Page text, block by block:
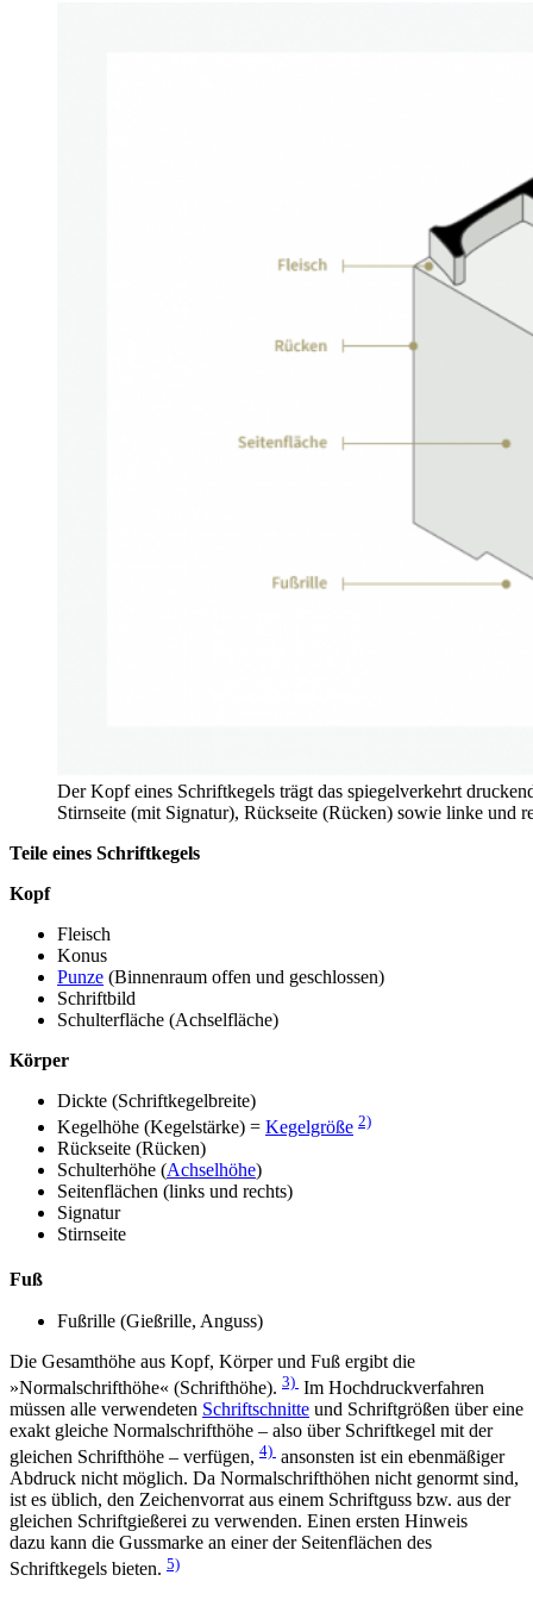
Der Kopf eines Schriftkegels trägt das spiegelverkehrt
Stirnseite (mit Signatur), Rückseite (Rücken) sowie linke und
Teile eines Schriftkegels
Kopf
Fleisch
Konus
Punze (Binnenraum offen und geschlossen)
Schriftbild
Schulterfläche (Achselfläche)
Körper
Dickte (Schriftkegelbreite)
Kegelhöhe (Kegelstärke) = Kegelgröße 2)
Rückseite (Rücken)
Schulterhöhe (Achselhöhe)
Seitenflächen (links und rechts)
Signatur
Stirnseite
Fuß
Fußrille (Gießrille, Anguss)
Die Gesamthöhe aus Kopf, Körper und Fuß ergibt die
»Normalschrifthöhe« (Schrifthöhe). 3) Im Hochdruckverfahren
müssen alle verwendeten Schriftschnitte und Schriftgrößen über eine
exakt gleiche Normalschrifthöhe – also über Schriftkegel mit der
gleichen Schrifthöhe – verfügen, 4) ansonsten ist ein ebenmäßiger
Abdruck nicht möglich. Da Normalschrifthöhen nicht genormt sind,
ist es üblich, den Zeichenvorrat aus einem Schriftguss bzw. aus der
gleichen Schriftgießerei zu verwenden. Einen ersten Hinweis
dazu kann die Gussmarke an einer der Seitenflächen des
Schriftkegels bieten. 5)